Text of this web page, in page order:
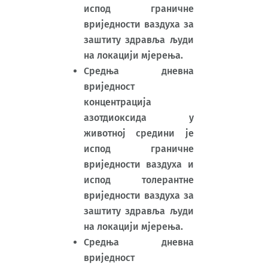
испод граничне
вриједности ваздуха за
заштиту здравља људи
на локацији мјерења.
Средња дневна
вриједност
концентрација
азотдиоксида у
животној средини је
испод граничне
вриједности ваздуха и
испод толерантне
вриједности ваздуха за
заштиту здравља људи
на локацији мјерења.
Средња дневна
вриједност